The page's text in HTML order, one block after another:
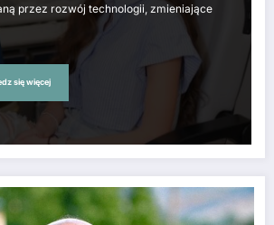
przez rozwój technologii, zmieniające
się więcej